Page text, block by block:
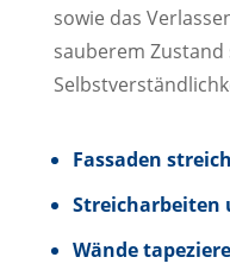
sowie das
sauberem
Fassaden
Streicharbeiten
Wände